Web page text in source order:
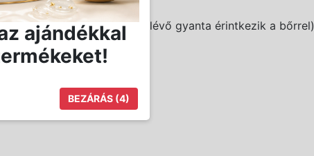
a görgőfej és a rajta lévő gyanta érintkezik a bőrrel)
ajándékkal
BEZÁRÁS (3)